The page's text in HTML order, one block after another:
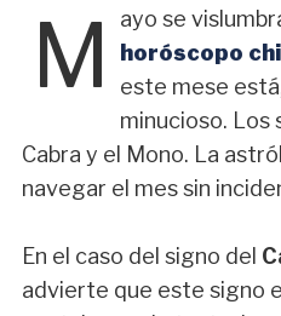
M
ayo se
horóscopo
este mese
minucioso. Los
Cabra y el Mono. La
navegar el mes sin
En el caso del signo del
advierte que este signo